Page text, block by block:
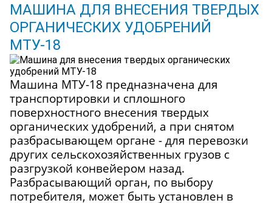
МАШИНА ДЛЯ ВНЕСЕНИЯ ТВЕРДЫХ
ОРГАНИЧЕСКИХ УДОБРЕНИЙ
МТУ-18
Машина МТУ-18 предназначена для
транспортировки и сплошного
поверхностного внесения твердых
органических удобрений, а при снятом
разбрасывающем органе - для перевозки
других сельскохозяйственных грузов с
разгрузкой конвейером назад.
Разбрасывающий орган, по выбору
потребителя, может быть установлен в